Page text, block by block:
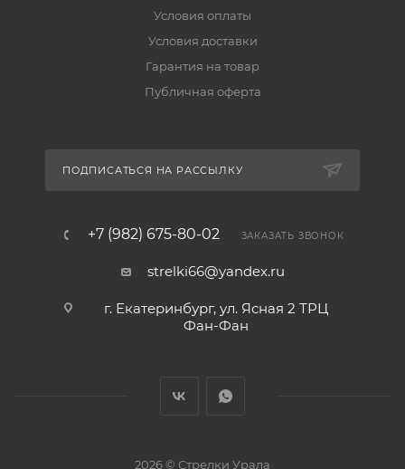
Условия оплаты
Условия доставки
Гарантия на товар
Публичная оферта
ПОДПИСАТЬСЯ НА РАССЫЛКУ
+7 (982) 675-80-02 ЗАКАЗАТЬ ЗВОНОК
strelki66@yandex.ru
г. Екатеринбург, ул. Ясная 2 ТРЦ
Фан-Фан
2026 © Стрелки Урала